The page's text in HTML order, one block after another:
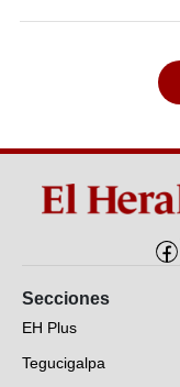
Secciones
EH Plus
Tegucigalpa